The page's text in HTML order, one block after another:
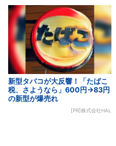
新型タバコが大反響！「たばこ
税、さようなら」600円→83円
の新型が爆売れ
[PR]株式会社HAL